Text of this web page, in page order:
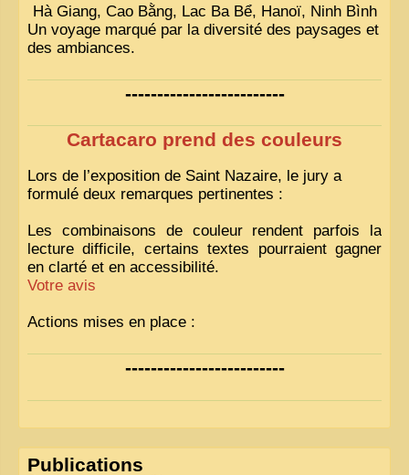
Hà Giang, Cao Bằng, Lac Ba Bể, Hanoï, Ninh Bình
Un voyage marqué par la diversité des paysages et
des ambiances.
-------------------------
Cartacaro prend des couleurs
Lors de l’exposition de Saint Nazaire, le jury a
formulé deux remarques pertinentes :
Les combinaisons de couleur rendent parfois la
lecture difficile, certains textes pourraient gagner
en clarté et en accessibilité.
Votre avis
Actions mises en place :
Nous avons déjà ajusté les couleurs pour améliorer
la lisibilité. Votre avis nous intéresse !
« Comme tout bon collectionneur le sait, la
perfection est un idéal… mais nous y travaillons
-------------------------
Publications